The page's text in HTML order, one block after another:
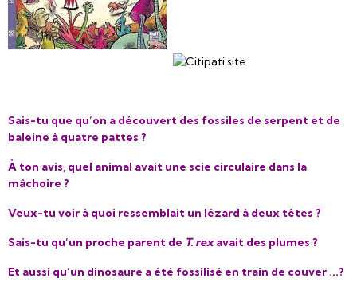
Sais-tu que qu’on a découvert des fossiles de serpent et de
baleine à quatre pattes ?
À ton avis, quel animal avait une scie circulaire dans la
mâchoire ?
Veux-tu voir à quoi ressemblait un lézard à deux têtes ?
Sais-tu qu’un proche parent de T. rexavait des plumes ?
Et aussi qu’un dinosaure a été fossilisé en train de couver ...?